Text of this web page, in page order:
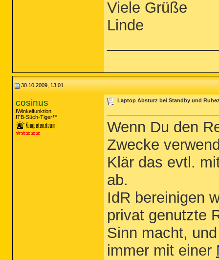
Viele Grüße
Linde
30.10.2009, 13:01
cosinus
Winkelfunktion
TB-Süch-Tiger™
Laptop Absturz bei Standby und
Wenn Du den
Zwecke
Klär das evtl.
ab.
IdR bereinigen
privat genutzte
Sinn macht,
immer mit einer